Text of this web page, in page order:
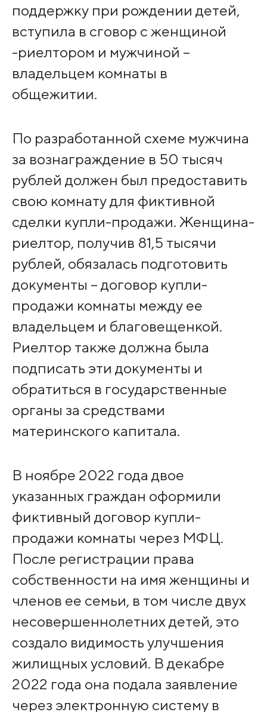
поддержку при рождении детей,
вступила в сговор с женщиной
-риелтором и мужчиной –
владельцем комнаты в
общежитии.
По разработанной схеме мужчина
за вознаграждение в 50 тысяч
рублей должен был предоставить
свою комнату для фиктивной
сделки купли-продажи. Женщина-
риелтор, получив 81,5 тысячи
рублей, обязалась подготовить
документы – договор купли-
продажи комнаты между ее
владельцем и благовещенкой.
Риелтор также должна была
подписать эти документы и
обратиться в государственные
органы за средствами
материнского капитала.
В ноябре 2022 года двое
указанных граждан оформили
фиктивный договор купли-
продажи комнаты через МФЦ.
После регистрации права
собственности на имя женщины и
членов ее семьи, в том числе двух
несовершеннолетних детей, это
создало видимость улучшения
жилищных условий. В декабре
2022 года она подала заявление
через электронную систему в